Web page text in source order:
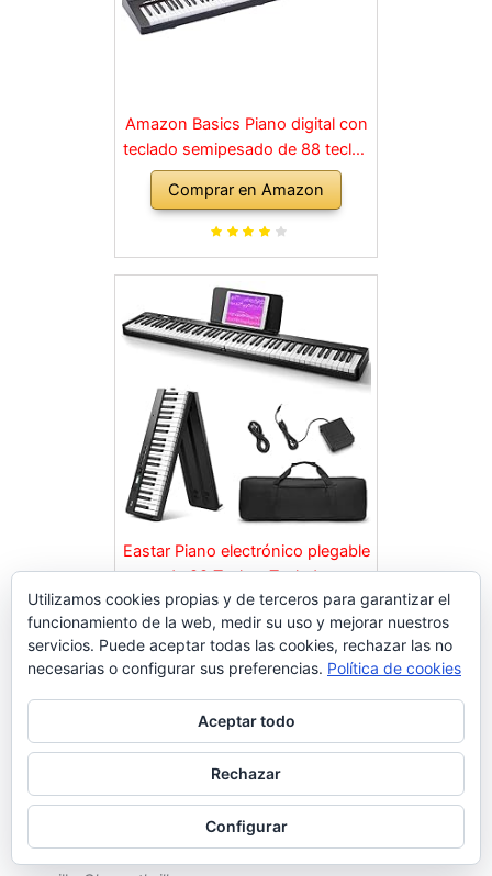
Amazon Basics Piano digital con
teclado semipesado de 88 teclas
con pedal de resonancia, fuente
de alimentación, 2 altavoces y
modo de formación, Negro
Comprar en Amazon
Eastar Piano electrónico plegable
de 88 Teclas, Teclado
Semipesado de Tamaño
Completo para Principiantes,
Teclado de Piano Digital
Bluetooth con Bolsa de Piano,
EP-10
Comprar en Amazon
Blackstar, del difunto David Bowie
(1,9 millones), y, por detrás de él,Blurryfacede Twenty One
de Rihanna (1,4
millones),Hardwired… To Self-Destructde Metallica (1,3
de Sia (1,3 millones), otro disco de
2015, impulsado por el éxito a lo largo de este año del
Utilizamos cookies propias y de terceros para garantizar el
funcionamiento de la web, medir su uso y mejorar nuestros
servicios. Puede aceptar todas las cookies, rechazar las no
necesarias o configurar sus preferencias. Política de cookies
Aceptar todo
Rechazar
Configurar